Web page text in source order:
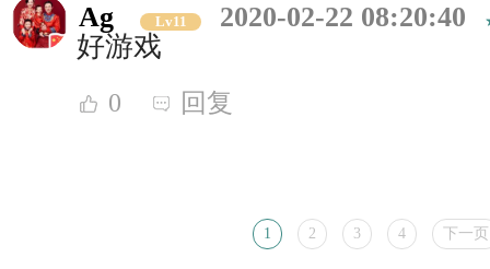
Ag Lv11
2020-02-22 08:20:40
好游戏
0 回复
1 2 3 4 下一页